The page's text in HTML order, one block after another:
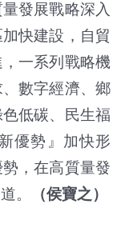
發展戰略深入
快建設，自貿
一系列戰略機
數字經濟、鄉
低碳、民生福
優勢』加快形
，在高質量發
。
（侯寶之）